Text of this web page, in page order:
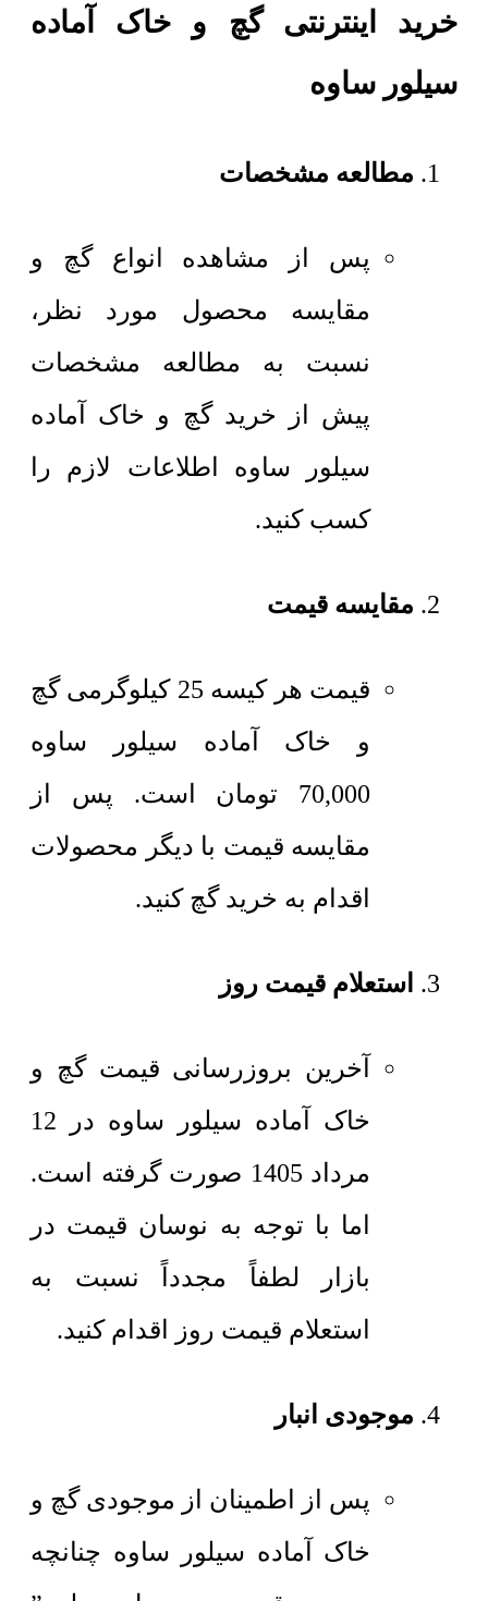
خرید اینترنتی گچ و خاک آماده
سیلور ساوه
مطالعه مشخصات
پس از مشاهده انواع گچ و
مقایسه محصول مورد نظر،
نسبت به مطالعه مشخصات
پیش از خرید گچ و خاک آماده
سیلور ساوه اطلاعات لازم را
کسب کنید.
مقایسه قیمت
قیمت هر کیسه 25 کیلوگرمی
گچ
و خاک آماده سیلور ساوه
70,000
تومان است. پس از
مقایسه قیمت با دیگر محصولات
اقدام به خرید گچ کنید.
استعلام قیمت روز
آخرین بروزرسانی قیمت گچ و
خاک آماده سیلور ساوه در 12
مرداد 1405 صورت گرفته است.
اما با توجه به نوسان قیمت در
بازار لطفاً مجدداً نسبت به
استعلام قیمت روز اقدام کنید.
موجودی انبار
پس از اطمینان از موجودی گچ و
خاک آماده سیلور ساوه چنانچه